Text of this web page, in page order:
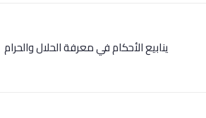
ينابيع الأحكام في معرفة الحلال والحرام